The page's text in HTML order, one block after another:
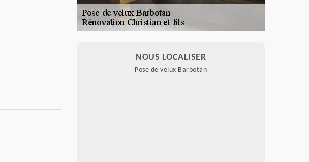
NOUS LOCALISER
Pose de velux Barbotan